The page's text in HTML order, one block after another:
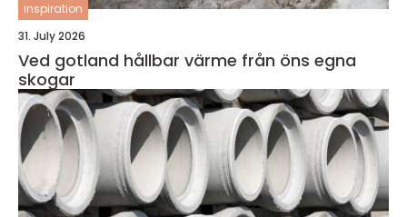
inspiration
31. July 2026
Ved gotland hållbar värme från öns egna
skogar